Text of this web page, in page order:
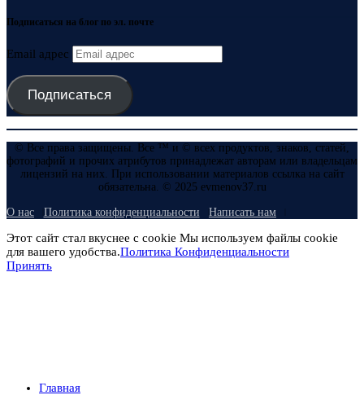
Подписаться на блог по эл. почте
Email адрес
Подписаться
© Все права защищены. Все ™ и © всех продуктов, знаков, статей,
фотографий и прочих атрибутов принадлежат авторам или владельцам
лицензий на них. При использовании материалов ссылка на сайт
обязательна. © 2025 evmenov37.ru
О нас Политика конфиденциальности Написать нам
Этот сайт стал вкуснее с cookie Мы используем файлы cookie
для вашего удобства.Политика Конфиденциальности
Принять
Главная